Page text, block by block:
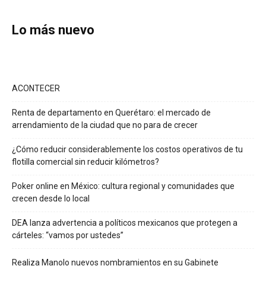
Lo más nuevo
ACONTECER
Renta de departamento en Querétaro: el mercado de
arrendamiento de la ciudad que no para de crecer
¿Cómo reducir considerablemente los costos operativos de tu
flotilla comercial sin reducir kilómetros?
Poker online en México: cultura regional y comunidades que
crecen desde lo local
DEA lanza advertencia a políticos mexicanos que protegen a
cárteles: “vamos por ustedes”
Realiza Manolo nuevos nombramientos en su Gabinete